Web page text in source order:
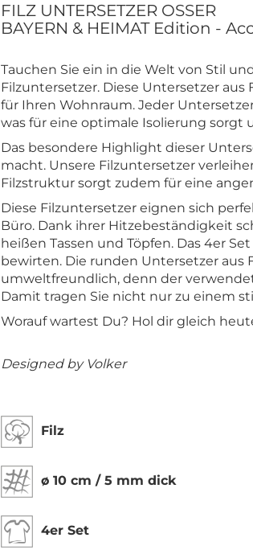
FILZ UNTERSETZER OSSER
BAYERN & HEIMAT Edition -
Tauchen Sie ein in die Welt von Stil
Filzuntersetzer. Diese Untersetzer
für Ihren Wohnraum. Jeder
was für eine optimale Isolierung sorgt
Das besondere Highlight dieser
macht. Unsere Filzuntersetzer
Filzstruktur sorgt zudem für eine
Diese Filzuntersetzer eignen sich
Büro. Dank ihrer Hitzebeständigkeit
heißen Tassen und Töpfen. Das 4er
bewirten. Die runden Untersetzer aus
umweltfreundlich, denn der
Damit tragen Sie nicht nur zu einem
Worauf wartest Du? Hol dir gleich
Designed by Volker
Filz
ø 10 cm / 5 mm dick
4er Set